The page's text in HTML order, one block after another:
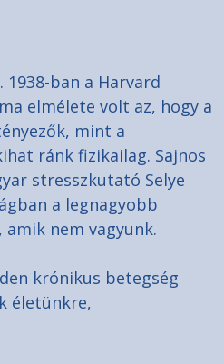
ban a Harvard
elmélete volt az, hogy a
mint a
ránk fizikailag. Sajnos
stresszkutató Selye
a legnagyobb
nem vagyunk.
krónikus betegség
életünkre,